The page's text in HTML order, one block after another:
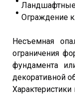
Ограждение
Несъемная
ограничения
фундамента
декоративной